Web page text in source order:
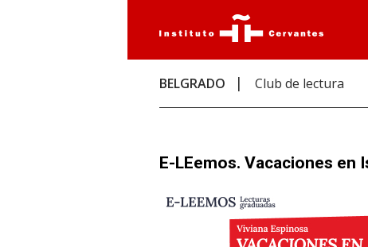
BELGRADO Club de lectura
E-LEemos. Vacaciones en